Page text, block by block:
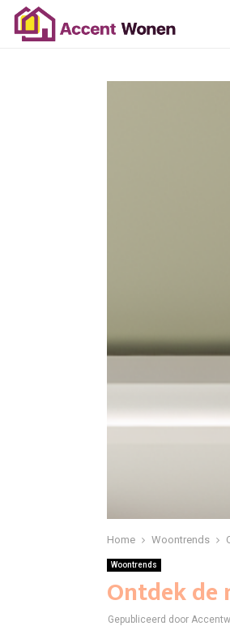
Home Woontrends
Woontrends
Ontdek de
Gepubliceerd door